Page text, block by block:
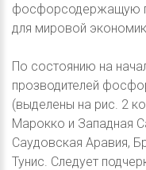
фосфорсодержащую
для мировой
По состоянию на
прозводителей
(выделены на рис. 2
Марокко и Западная
Саудовская Аравия,
Тунис. Следует